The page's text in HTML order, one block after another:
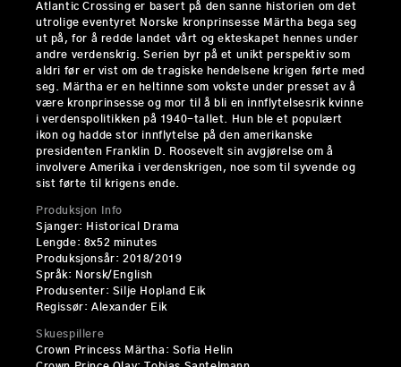
Atlantic Crossing er basert på den sanne historien om det
utrolige eventyret Norske kronprinsesse Märtha bega seg
ut på, for å redde landet vårt og ekteskapet hennes under
andre verdenskrig. Serien byr på et unikt perspektiv som
aldri før er vist om de tragiske hendelsene krigen førte med
seg. Märtha er en heltinne som vokste under presset av å
være kronprinsesse og mor til å bli en innflytelsesrik kvinne
i verdenspolitikken på 1940-tallet. Hun ble et populært
ikon og hadde stor innflytelse på den amerikanske
presidenten Franklin D. Roosevelt sin avgjørelse om å
involvere Amerika i verdenskrigen, noe som til syvende og
sist førte til krigens ende.
Produksjon Info
Sjanger: Historical Drama
Lengde: 8x52 minutes
Produksjonsår: 2018/2019
Språk: Norsk/English
Produsenter: Silje Hopland Eik
Regissør: Alexander Eik
Skuespillere
Crown Princess Märtha: Sofia Helin